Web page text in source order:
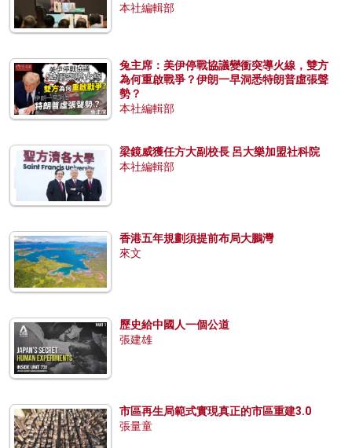
本社編輯部
兔主席：美伊停戰協議變衝突導火線，雙方
為何重啟戰爭？伊朗一早洞悉特朗普虛張聲
勢？
本社編輯部
梁鏡威獲任方大副校長 呂大樂加盟社科院
本社編輯部
香港五年規劃須提前布局大鵬灣
來文
歷史給中國人一個公道
張建雄
市區再生局範式實現真正的市區重建3.0
張量童